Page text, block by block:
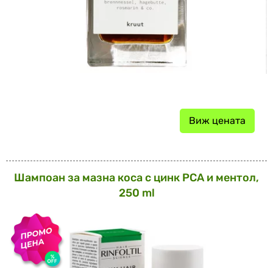
Виж цената
Шампоан за мазна коса с цинк PCA и ментол,
250 ml